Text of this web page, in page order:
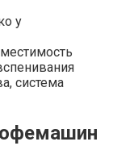
у
система